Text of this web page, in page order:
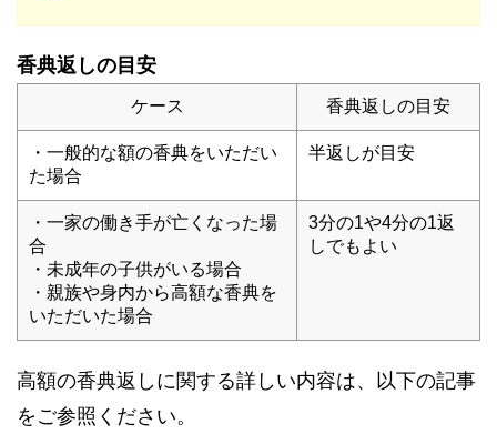
香典返しの目安
ケース 香典返しの目安
・一般的な額の香典をいただい
た場合
半返しが目安
・一家の働き手が亡くなった場
合
・未成年の子供がいる場合
・親族や身内から高額な香典を
いただいた場合
3分の1や4分の1返
しでもよい
高額の香典返しに関する詳しい内容は、以下の記事
をご参照ください。